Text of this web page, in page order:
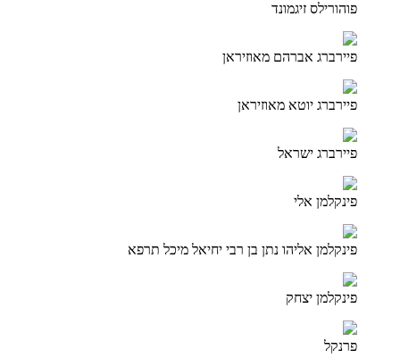
פוהורילס זיגמונד
פיירברג אברהם מאוזיראן
פיירברג יוטא מאוזיראן
פיירברג ישראל
פינקלמן אלי
פינקלמן אליהו נתן בן רבי יחיאל מיכל תרפא
פינקלמן יצחק
פרנקל